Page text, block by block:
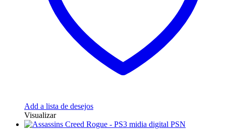
Add a lista de desejos
Visualizar